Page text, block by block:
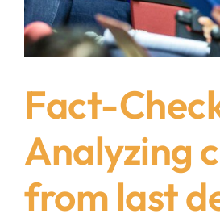
Fact-
Analyzing
from last